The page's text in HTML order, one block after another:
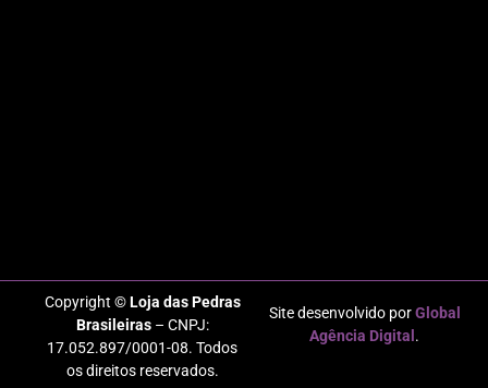
Copyright ©Loja das Pedras
Brasileiras– CNPJ:
17.052.897/0001-08. Todos
os direitos reservados.
Site desenvolvido porGlobal
Agência Digital .